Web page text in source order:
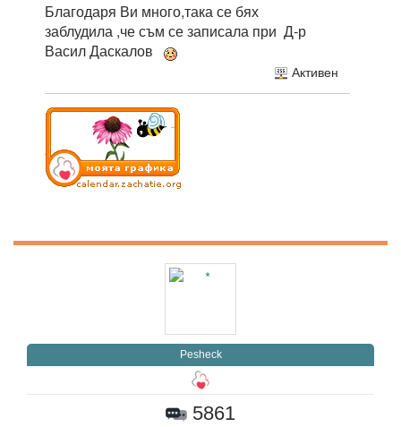
Благодаря Ви много,така се бях
заблудила ,че съм се записала при Д-р
Васил Даскалов
Активен
Pesheck
5861